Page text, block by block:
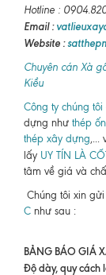
Hotline :
Email :
Website :
Chuyên cán Xà
Kiều
Công ty chúng tôi
dựng như thép
thép xây dựng,...
lấy UY TÍN LÀ
tâm về giá và
Chúng tôi xin
C như sau :
BẢNG BÁO GIÁ
Độ dày, quy cách